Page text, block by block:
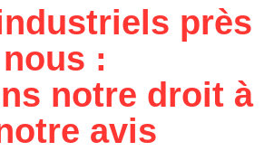
près
:
notre droit à
avis